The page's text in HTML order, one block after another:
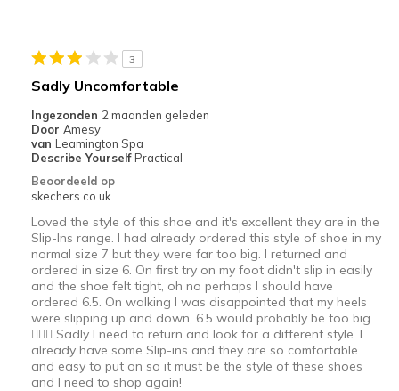
Special Occasions
Sizing
View On Shoes
I'm Into Shoes
3
Sadly Uncomfortable
Ingezonden 2 maanden geleden
Door Amesy
van Leamington Spa
Describe Yourself Practical
Beoordeeld op
skechers.co.uk
Loved the style of this shoe and it's excellent they are in the
Slip-Ins range. I had already ordered this style of shoe in my
normal size 7 but they were far too big. I returned and
ordered in size 6. On first try on my foot didn't slip in easily
and the shoe felt tight, oh no perhaps I should have
ordered 6.5. On walking I was disappointed that my heels
were slipping up and down, 6.5 would probably be too big
🤷🏼‍♀️ Sadly I need to return and look for a different style. I
already have some Slip-ins and they are so comfortable
and easy to put on so it must be the style of these shoes
and I need to shop again!